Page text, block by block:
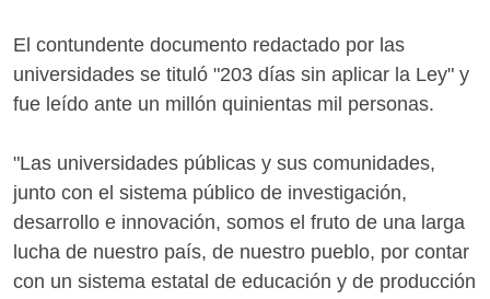
El contundente documento redactado por las
universidades se tituló "203 días sin aplicar la Ley" y
fue leído ante un millón quinientas mil personas.
"Las universidades públicas y sus comunidades,
junto con el sistema público de investigación,
desarrollo e innovación, somos el fruto de una larga
lucha de nuestro país, de nuestro pueblo, por contar
con un sistema estatal de educación y de producción